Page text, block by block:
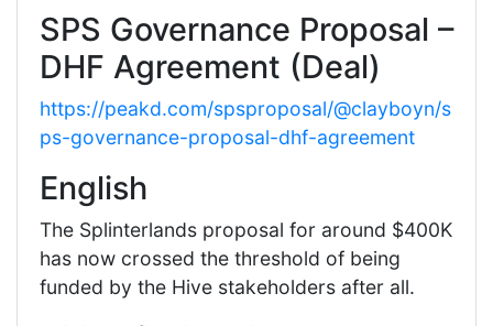
SPS Governance Proposal –
DHF Agreement (Deal)
https://peakd.com/spsproposal/@clayboyn/s
ps-governance-proposal-dhf-agreement
English
The Splinterlands proposal for around $400K
has now crossed the threshold of being
funded by the Hive stakeholders after all.